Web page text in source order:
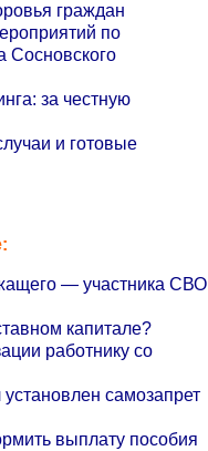
граждан
по
Сосновского
за честную
и готовые
— участника СВО
капитале?
работнику со
самозапрет
выплату пособия